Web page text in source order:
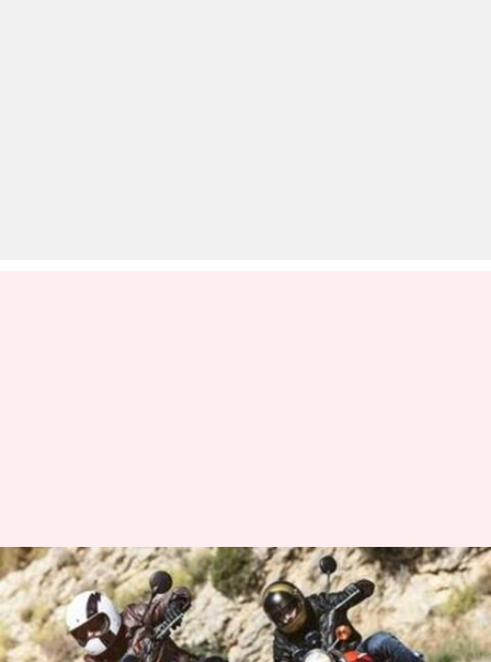
वीडियो में दिखी कावासाकी Z650RS
रेट्रो-स्टाइल बाइक, जानें कब होगी
लॉन्च